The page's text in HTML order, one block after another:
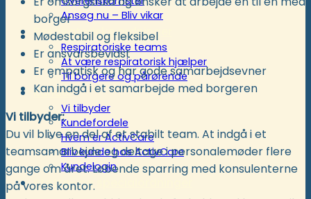
Ansøg nu – Bliv vikar
Respiratoriske ordninger
Respiratoriske teams
At være respiratorisk hjælper
Til borgere og pårørende
Kunder
Vi tilbyder
Kundefordele
Hvem er ActivCare
Bliv kunde hos ActivCare
Kundelogin
Støtte- og specialordninger
borger
Mødestabil og fleksibel
Er ansvarsbevidst
Er empatisk og har gode samarbejdsevner
Kan indgå i et samarbejde med borgeren
Vi tilbyder:
Du vil blive en del af et stabilt team. At indgå i et
teamsamarbejde og deltage i personalemøder flere
gange om året. Løbende sparring med konsulenterne
på vores kontor.